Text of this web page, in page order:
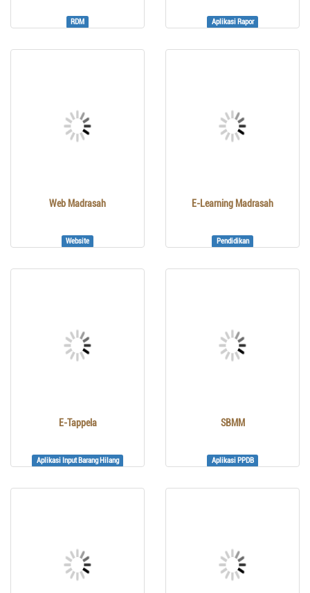
RDM Aplikasi Rapor
Web Madrasah
Website
E-Learning Madrasah
Pendidikan
E-Tappela
Aplikasi Input Barang Hilang
SBMM
Aplikasi PPDB